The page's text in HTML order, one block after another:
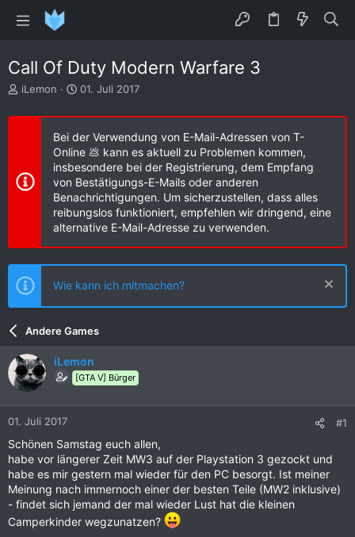
Call Of Duty Modern Warfare 3
E
s
l
e
iLemon
E
s
e
l
l
t
a
m
01. Juli 2017
Bei der Verwendung von E-Mail-Adressen von T-
Online 💩 kann es aktuell zu Problemen kommen,
insbesondere bei der Registrierung, dem Empfang
von Bestätigungs-E-Mails oder anderen
Benachrichtigungen. Um sicherzustellen, dass alles
reibungslos funktioniert, empfehlen wir dringend, eine
alternative E-Mail-Adresse zu verwenden.
Wie kann ich mitmachen?
Andere Games
iLemon
[GTA V] Bürger
01. Juli 2017 #1
Schönen Samstag euch allen,
habe vor längerer Zeit MW3 auf der Playstation 3 gezockt und
habe es mir gestern mal wieder für den PC besorgt. Ist meiner
Meinung nach immernoch einer der besten Teile (MW2 inklusive)
- findet sich jemand der mal wieder Lust hat die kleinen
Camperkinder wegzunatzen?